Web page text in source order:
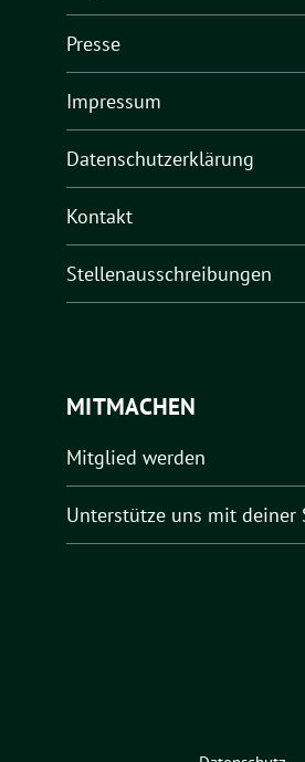
Presse
Impressum
Datenschutzerklärung
Kontakt
Stellenausschreibungen
MITMACHEN
Mitglied werden
Unterstütze uns mit deiner